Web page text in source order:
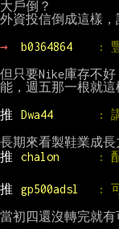
大戶倒？
外資投信倒成這樣
→
b0364864
:
但只要Nike庫存不
能，週五那一根就這
推
Dwa44
:
推
chalon :
推 gp500adsl
:
當初四還沒轉完就